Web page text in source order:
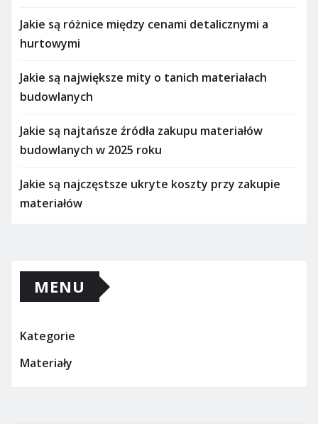
Jakie są różnice między cenami detalicznymi a
hurtowymi
Jakie są największe mity o tanich materiałach
budowlanych
Jakie są najtańsze źródła zakupu materiałów
budowlanych w 2025 roku
Jakie są najczęstsze ukryte koszty przy zakupie
materiałów
MENU
Kategorie
Materiały